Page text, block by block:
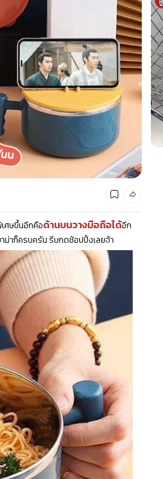
ศษขึ้นอีกคือด้านบนวางมือถือได้อีก
ม่าก็ครบครัน รีบกดช้อปปิ้งเลยจ้า
รวมแบรนด์ตัวท็อป ลดสูงสุด50%